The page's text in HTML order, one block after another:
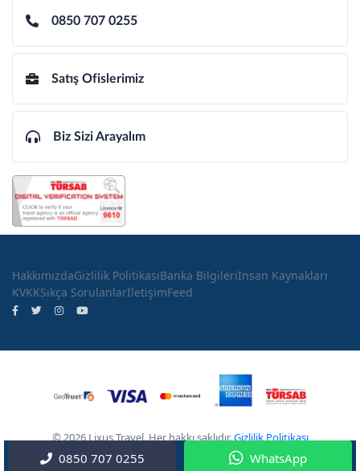
0850 707 0255 WhatsApp
0850 707 0255
Satış Ofislerimiz
Biz Sizi Arayalım
HakkımızdaGizlilik PolitikasıBanka Bilgileriİnsan Kaynakları
KVKKSıkça SorulanlarİletişimFeed
© 2026 Lixus Travel. Her hakkı saklıdır.Gizlilik Politikası